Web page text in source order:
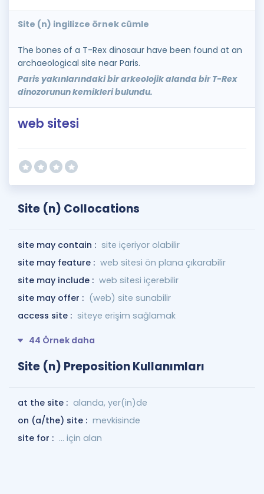
Site (n) ingilizce örnek cümle
The bones of a T-Rex dinosaur have been found at an
archaeological site near Paris.
Paris yakınlarındaki bir arkeolojik alanda bir T-Rex
dinozorunun kemikleri bulundu.
web sitesi
Site (n) Collocations
site may contain : site içeriyor olabilir
site may feature : web sitesi ön plana çıkarabilir
site may include : web sitesi içerebilir
site may offer : (web) site sunabilir
access site : siteye erişim sağlamak
44 Örnek daha
Site (n) Preposition Kullanımları
at the site : alanda, yer(in)de
on (a/the) site : mevkisinde
site for : ... için alan